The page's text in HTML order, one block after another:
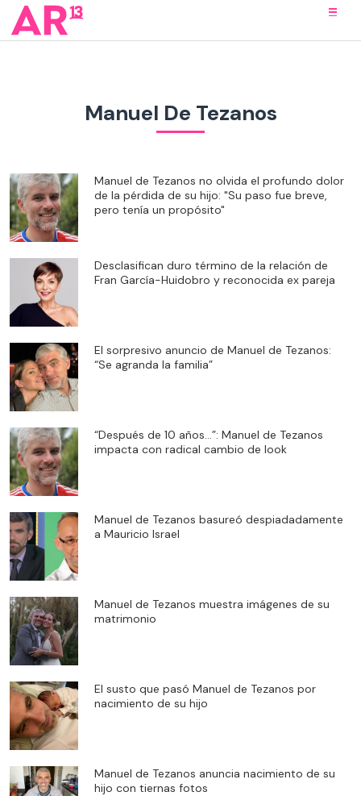
Manuel De Tezanos
Manuel de Tezanos no olvida el profundo dolor
de la pérdida de su hijo: "Su paso fue breve,
pero tenía un propósito"
Desclasifican duro término de la relación de
Fran García-Huidobro y reconocida ex pareja
El sorpresivo anuncio de Manuel de Tezanos:
“Se agranda la familia”
“Después de 10 años…”: Manuel de Tezanos
impacta con radical cambio de look
Manuel de Tezanos basureó despiadadamente
a Mauricio Israel
Manuel de Tezanos muestra imágenes de su
matrimonio
El susto que pasó Manuel de Tezanos por
nacimiento de su hijo
Manuel de Tezanos anuncia nacimiento de su
hijo con tiernas fotos